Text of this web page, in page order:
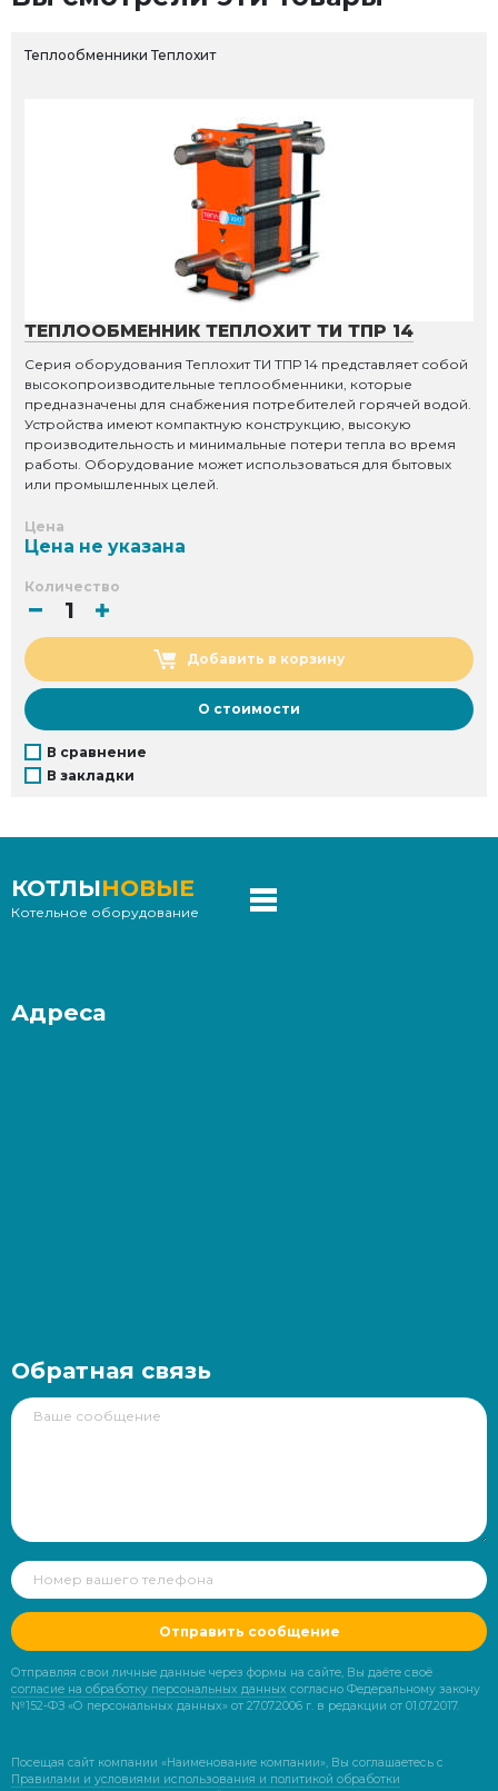
Теплообменники Теплохит
ТЕПЛООБМЕННИК ТЕПЛОХИТ ТИ ТПР 14
Серия оборудования Теплохит ТИ ТПР 14 представляет собой
высокопроизводительные теплообменники, которые
предназначены для снабжения потребителей горячей водой.
Устройства имеют компактную конструкцию, высокую
производительность и минимальные потери тепла во время
работы. Оборудование может использоваться для бытовых
или промышленных целей.
Цена
Цена не указана
Количество
Добавить в корзину
О стоимости
В сравнение
В закладки
КОТЛЫНОВЫЕ
Котельное оборудование
Адреса
Обратная связь
Отправить сообщение
Отправляя свои личные данные через формы на сайте, Вы даёте своё
согласие на обработку персональных данных согласно Федеральному закону
№152-ФЗ «О персональных данных» от 27.07.2006 г. в редакции от 01.07.2017.
Посещая сайт компании «Наименование компании», Вы соглашаетесь с
Правилами и условиями использования и политикой обработки